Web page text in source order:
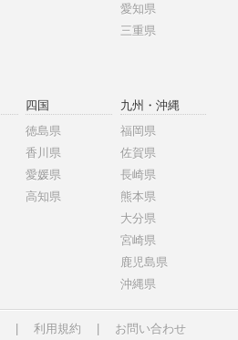
愛知県
三重県
四国
徳島県
香川県
愛媛県
高知県
九州・沖縄
福岡県
佐賀県
長崎県
熊本県
大分県
宮崎県
鹿児島県
沖縄県
利用規約 お問い合わせ